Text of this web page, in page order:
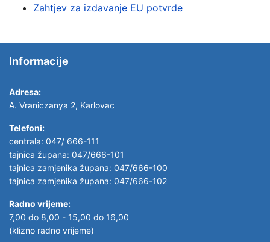
Zahtjev za izdavanje EU potvrde
Informacije
Adresa:
A. Vraniczanya 2, Karlovac
Telefoni:
centrala: 047/ 666-111
tajnica župana: 047/666-101
tajnica zamjenika župana: 047/666-100
tajnica zamjenika župana: 047/666-102
Radno vrijeme:
7,00 do 8,00 - 15,00 do 16,00
(klizno radno vrijeme)